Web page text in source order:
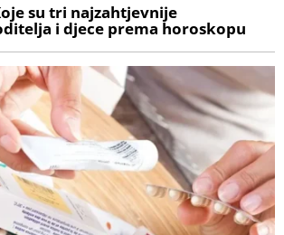
su tri najzahtjevnije
i djece prema horoskopu